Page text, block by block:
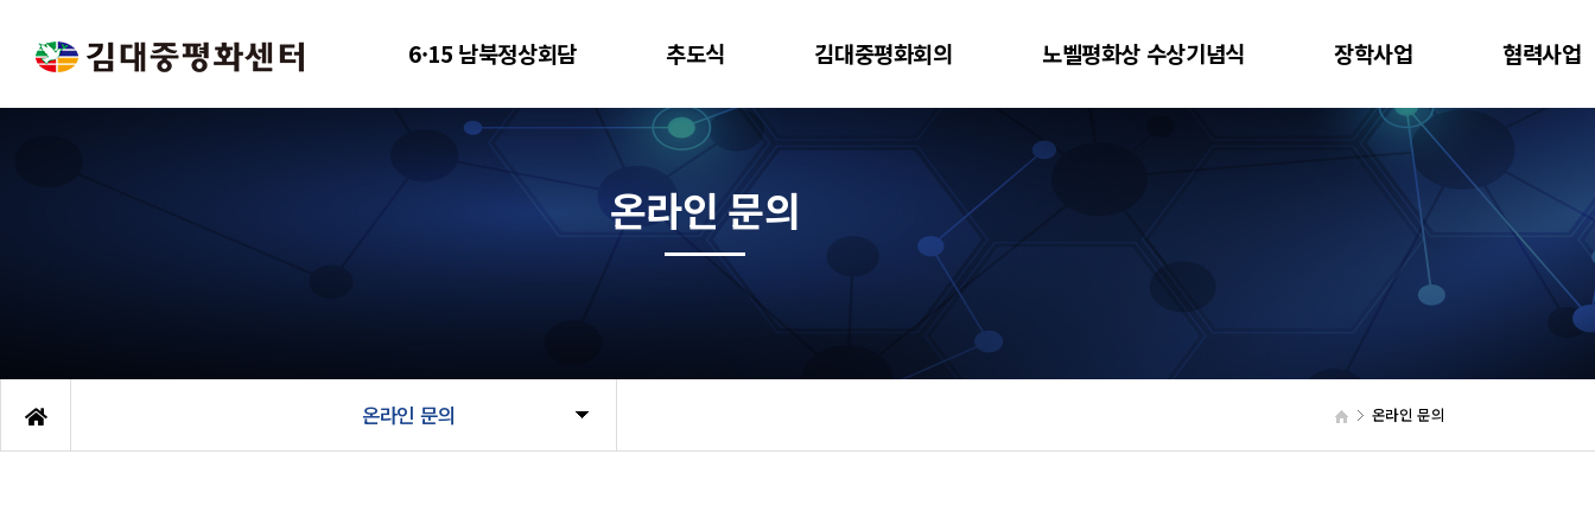
6·15 남북정상회담 추도식 김대중평화회의 노벨평화상 수상기념식 장학사업 협력사업
온라인 문의 온라인 문의
온라인 문의